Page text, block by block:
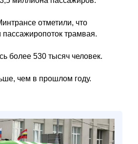
отметили, что
пассажиропоток трамвая.
более 530 тысяч человек.
чем в прошлом году.